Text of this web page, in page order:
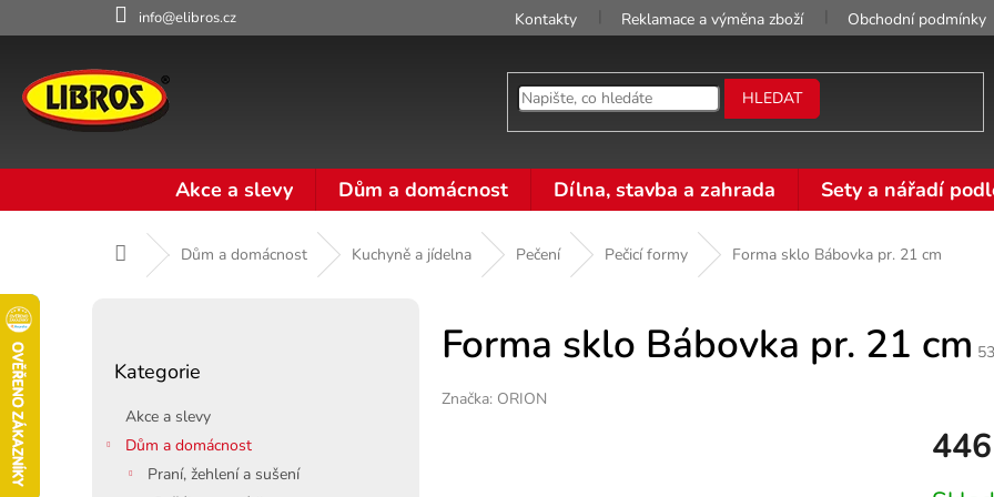
na
info@elibros.cz Kontakty Reklamace a výměna zboží Obchodní podmínky
HLEDAT
Akce a slevy Dům a domácnost Dílna, stavba a zahrada Sety a nářadí
Domů Dům a domácnost Kuchyně a jídelna Pečení Pečicí formy Forma sklo Bábovka pr. 21 cm
kategorie
Kategorie
Akce a slevy
Dům a domácnost
Praní, žehlení a sušení
Forma sklo Bábovka pr. 21 cm
Značka: ORION